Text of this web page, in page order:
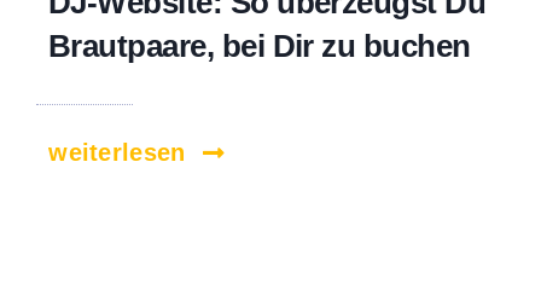
Brautpaare, bei Dir zu buchen
weiterlesen